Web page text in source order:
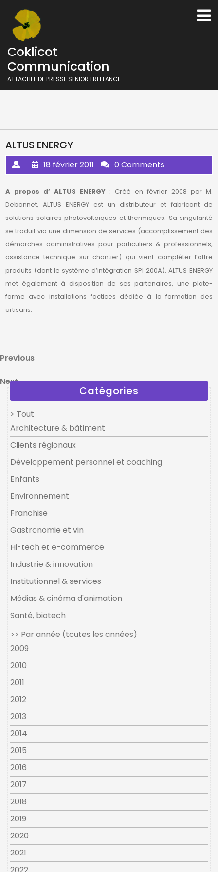
content
Coklicot
Communication
ATTACHEE DE PRESSE SENIOR FREELANCE
ALTUS ENERGY
18 février 2011 0 Comments
A propos d’ ALTUS ENERGY : Créé en février 2008 par M.
Debonnet, ALTUS ENERGY est un distributeur et fabricant de
solutions solaires photovoltaïques et thermiques. Sa singularité
se traduit via une dimension de services (accomplissement des
démarches administratives pour particuliers & professionnels,
assistance technique sur chantier) qui vient compléter l’offre
produits (dont le système d’intégration SPI 200A). ALTUS ENERGY
met également à disposition de ses partenaires, une plate-
forme avec installations factices dédiée à la formation des
artisans.
Navigation
de
l’article
Previous
Previous
Next
Next
Catégories
> Tout
Architecture & bâtiment
Clients régionaux
Développement personnel et coaching
Enfants
Environnement
Franchise
Gastronomie et vin
Hi-tech et e-commerce
Industrie & innovation
Institutionnel & services
Médias & cinéma d'animation
Santé, biotech
>> Par année (toutes les années)
2009
2010
2011
2012
2013
2014
2015
2016
2017
2018
2019
2020
2021